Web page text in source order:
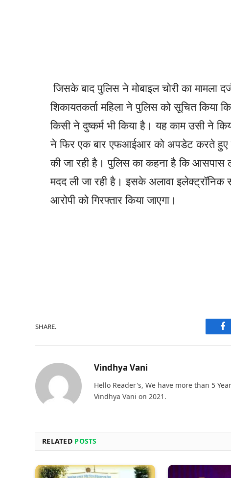
जिसके बाद पुलिस ने मोबाइल चोरी का मामला
शिकायतकर्ता महिला ने पुलिस को सूचित किया
किसी ने दुष्कर्म भी किया है। यह काम उसी ने
ने फिर एक बार एफआईआर को अपडेट करते हुए
की जा रही है। पुलिस का कहना है कि आसपास
मदद ली जा रही है। इसके अलावा इलेक्ट्रॉनिक
आरोपी को गिरफ्तार किया जाएगा।
SHARE.
Vindhya Vani
Hello Reader's, We have more than 5
Vindhya Vani on 2021.
RELATED POSTS